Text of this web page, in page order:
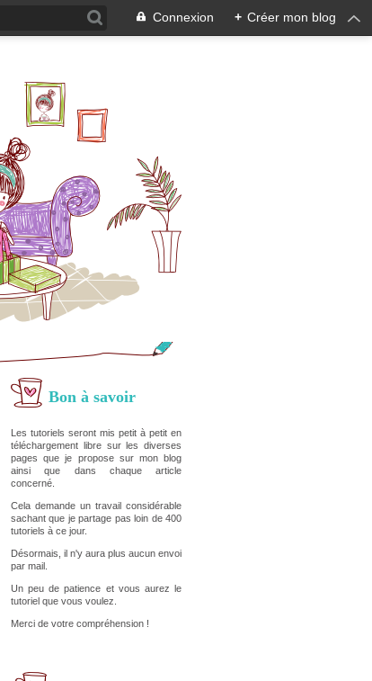
Connexion + Créer mon blog
Bon à savoir
Les tutoriels seront mis petit à petit en
téléchargement libre sur les diverses
pages que je propose sur mon blog
ainsi que dans chaque article
concerné.
Cela demande un travail considérable
sachant que je partage pas loin de 400
tutoriels à ce jour.
Désormais, il n'y aura plus aucun envoi
par mail.
Un peu de patience et vous aurez le
tutoriel que vous voulez.
Merci de votre compréhension !